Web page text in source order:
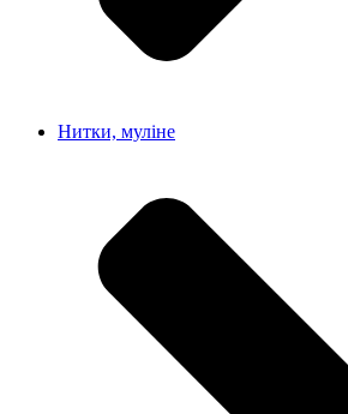
Нитки, муліне